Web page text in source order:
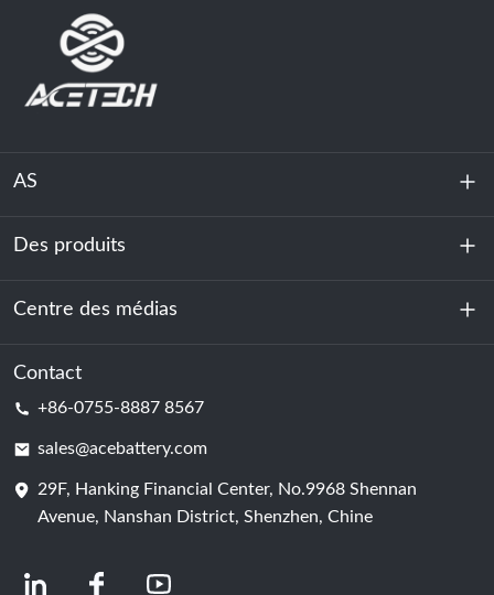
AS
À propos de nous
Durabilité
Des produits
Stockage d'énergie
Centre de données et salle des serveurs
Cellule de batterie
Centre des médias
Nouvelles
Contact
+86-0755-8887 8567
sales@acebattery.com
29F, Hanking Financial Center, No.9968 Shennan
Avenue, Nanshan District, Shenzhen, Chine